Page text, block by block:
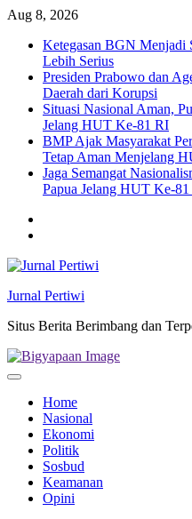
Skip
content
Aug 8, 2026
Ketegasan BGN Menjadi
Lebih Serius
Presiden Prabowo dan
Daerah dari Korupsi
Situasi Nasional Aman,
Jelang HUT Ke-81 RI
BMP Ajak Masyarakat
Tetap Aman Menjelang
Jaga Semangat
Papua Jelang HUT Ke-
Jurnal Pertiwi
Situs Berita Berimbang dan
Home
Nasional
Ekonomi
Politik
Sosbud
Keamanan
Opini